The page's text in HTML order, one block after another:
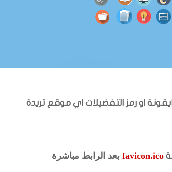
او رمز التفضيلات اي موقع تريدة
favicon.ico بعد الرابط مباشرة